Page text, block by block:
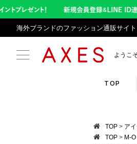
海外ブランドのファッション通販サイ
ようこ
TOP
TOP ア
TOP
M-O